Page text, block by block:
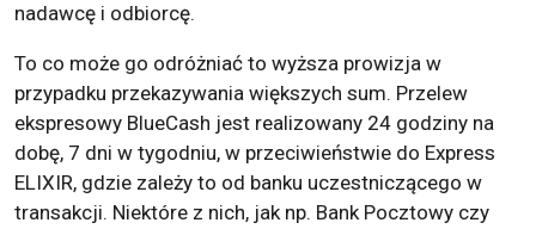
nadawcę i odbiorcę.
To co może go odróżniać to wyższa prowizja w
przypadku przekazywania większych sum. Przelew
ekspresowy BlueCash jest realizowany 24 godziny na
dobę, 7 dni w tygodniu, w przeciwieństwie do Express
ELIXIR, gdzie zależy to od banku uczestniczącego w
transakcji. Niektóre z nich, jak np. Bank Pocztowy czy